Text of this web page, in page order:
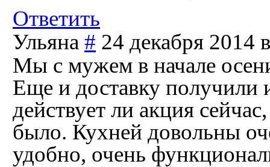
Ответить
Ульяна # 24 декабря 2014
Мы с мужем в начале
Еще и доставку
действует ли акция
было. Кухней довольны
удобно, очень